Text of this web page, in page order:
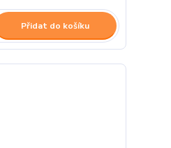
Přidat do košíku